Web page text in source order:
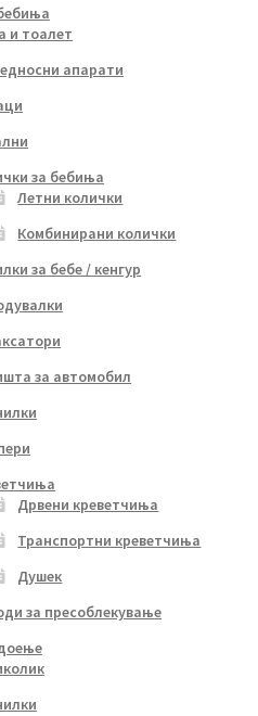
и тоалет
апарати
за бебиња
Летни колички
Комбинирани колички
за бебе / кенгур
за автомобил
Дрвени креветчиња
Транспортни креветчиња
Душек
за пресоблекување